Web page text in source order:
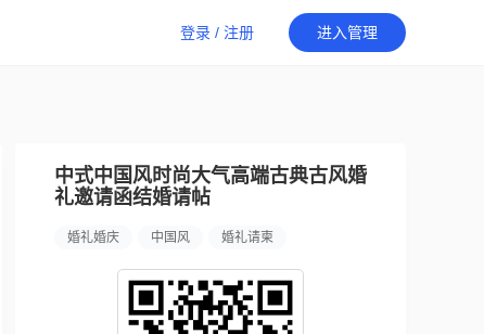
登录 / 注册 进入管理
中式中国风时尚大气高端古典古风婚
礼邀请函结婚请帖
婚礼婚庆 中国风 婚礼请柬